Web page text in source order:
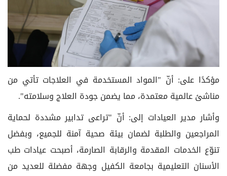
مؤكدًا على: أنّ "المواد المستخدمة في العلاجات تأتي من
مناشئ عالمية معتمدة، مما يضمن جودة العلاج وسلامته".
وأشار مدير العيادات إلى: أنّ "تراعى تدابير مشددة لحماية
المراجعين والطلبة لضمان بيئة صحية آمنة للجميع، وبفضل
تنوّع الخدمات المقدمة والرقابة الصارمة، أصبحت عيادات طب
الأسنان التعليمية بجامعة الكفيل وجهة مفضلة للعديد من